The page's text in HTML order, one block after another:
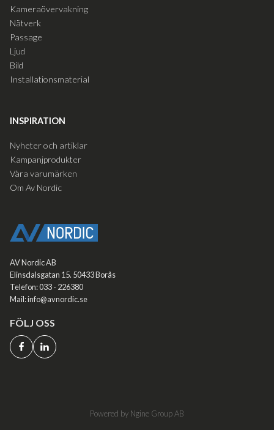
AV Nordic AB
Elinsdalsgatan 15. 50433 Borås
Telefon: 033 - 226380
Mail: info@avnordic.se
FÖLJ OSS
Kameraövervakning
Nätverk
Passage
Ljud
Bild
Installationsmaterial
INSPIRATION
Nyheter och artiklar
Kampanjprodukter
Våra varumärken
Om Av Nordic
Powered by Ngine Group AB